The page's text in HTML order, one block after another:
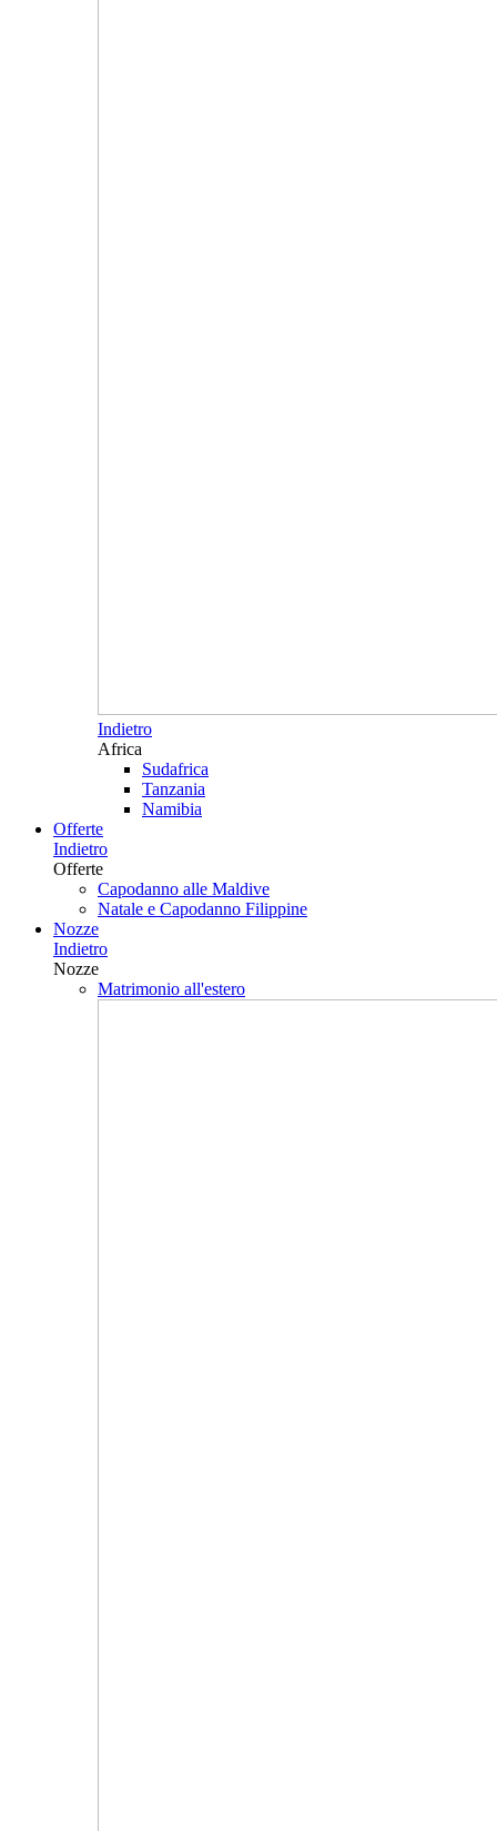
Indietro
Africa
Sudafrica
Tanzania
Namibia
Offerte
Indietro
Offerte
Capodanno alle Maldive
Natale e Capodanno Filippine
Nozze
Indietro
Nozze
Matrimonio all'estero